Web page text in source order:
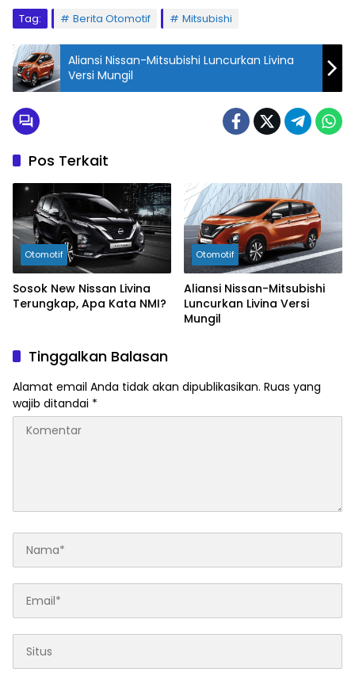
Tag: Berita Otomotif Mitsubishi
Aliansi Nissan-Mitsubishi Luncurkan Livina
Versi Mungil
Pos Terkait
Otomotif
Sosok New Nissan Livina
Terungkap, Apa Kata NMI?
Otomotif
Aliansi Nissan-Mitsubishi
Luncurkan Livina Versi
Mungil
Tinggalkan Balasan
Alamat email Anda tidak akan dipublikasikan. Ruas yang
wajib ditandai *